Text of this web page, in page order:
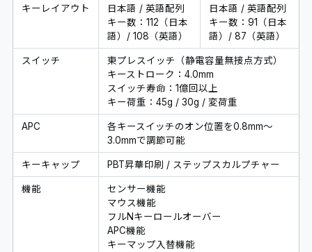
キーレイアウト
日本語 / 英語配列
キー数：112（日本
語）/ 108（英語）
日本語 / 英語配列
キー数：91（日本
語）/ 87（英語）
スイッチ
東プレスイッチ（静電容量無接点方式）
キーストローク：4.0mm
スイッチ寿命：1億回以上
キー荷重：45g / 30g / 変荷重
APC
各キースイッチのオン位置を0.8mm～
3.0mmで調節可能
キーキャップ PBT昇華印刷 / ステップスカルプチャー
機能
センサー機能
マウス機能
フルNキーロールオーバー
APC機能
キーマップ入替機能